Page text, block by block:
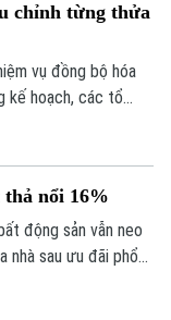
chỉnh từng thửa
vụ đồng bộ hóa
kế hoạch, các tổ
chỉnh lý từng thửa
và đang được xem
nổi 16%
động sản vẫn neo
nhà sau ưu đãi phổ